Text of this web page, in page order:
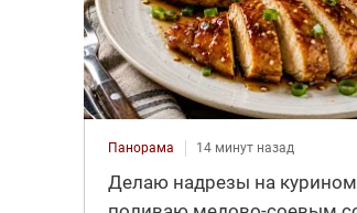
Панорама 14 минут назад
Делаю надрезы на